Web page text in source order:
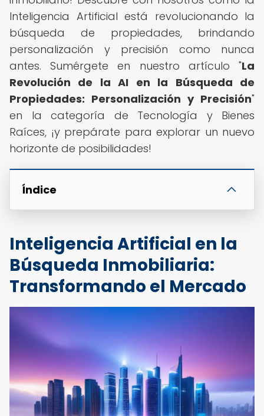
Inteligencia Artificial está revolucionando la
búsqueda de propiedades, brindando
personalización y precisión como nunca
antes. Sumérgete en nuestro artículo "La
Revolución de la AI en la Búsqueda de
Propiedades: Personalización y Precisión"
en la categoría de Tecnología y Bienes
Raíces, ¡y prepárate para explorar un nuevo
horizonte de posibilidades!
Índice
Inteligencia Artificial en la
Búsqueda Inmobiliaria:
Transformando el Mercado